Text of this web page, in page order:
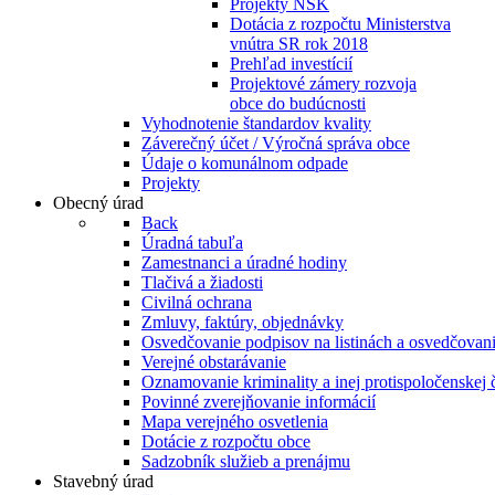
Projekty NSK
Dotácia z rozpočtu Ministerstva
vnútra SR rok 2018
Prehľad investícií
Projektové zámery rozvoja
obce do budúcnosti
Vyhodnotenie štandardov kvality
Záverečný účet / Výročná správa obce
Údaje o komunálnom odpade
Projekty
Obecný úrad
Back
Úradná tabuľa
Zamestnanci a úradné hodiny
Tlačivá a žiadosti
Civilná ochrana
Zmluvy, faktúry, objednávky
Osvedčovanie podpisov na listinách a
Verejné obstarávanie
Oznamovanie kriminality a inej protispoločenskej
Povinné zverejňovanie informácií
Mapa verejného osvetlenia
Dotácie z rozpočtu obce
Sadzobník služieb a prenájmu
Stavebný úrad